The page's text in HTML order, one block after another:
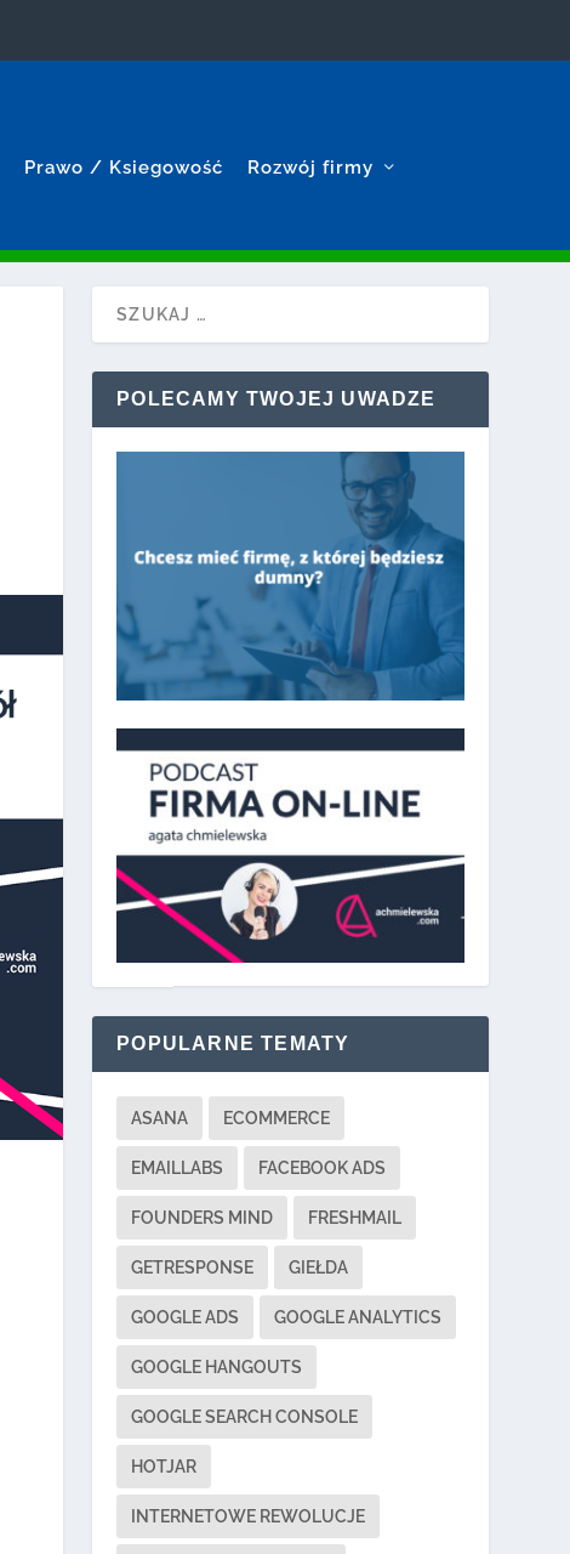
Prawo / Ksiegowość Rozwój firmy
POLECAMY TWOJEJ UWADZE
POPULARNE TEMATY
ASANA ECOMMERCE
EMAILLABS FACEBOOK ADS
FOUNDERS MIND FRESHMAIL
GETRESPONSE GIEŁDA
GOOGLE ADS GOOGLE ANALYTICS
GOOGLE HANGOUTS
GOOGLE SEARCH CONSOLE
HOTJAR
INTERNETOWE REWOLUCJE